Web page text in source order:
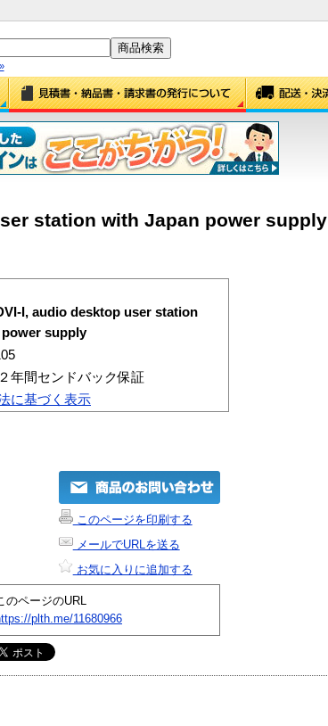
station with Japan power supply
I, audio desktop user station
supply
年間センドバック保証
に基づく表示
このページを印刷する
メールでURLを送る
お気に入りに追加する
のページのURL
plth.me/11680966